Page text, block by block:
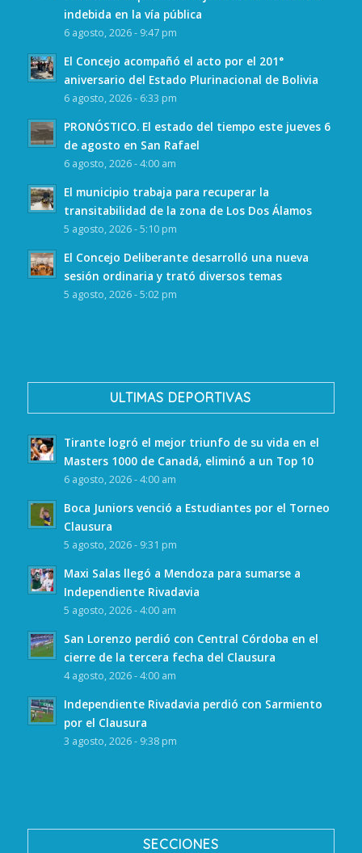
indebida en la vía pública
6 agosto, 2026 - 9:47 pm
El Concejo acompañó el acto por el 201°
aniversario del Estado Plurinacional de Bolivia
6 agosto, 2026 - 6:33 pm
PRONÓSTICO. El estado del tiempo este jueves 6
de agosto en San Rafael
6 agosto, 2026 - 4:00 am
El municipio trabaja para recuperar la
transitabilidad de la zona de Los Dos Álamos
5 agosto, 2026 - 5:10 pm
El Concejo Deliberante desarrolló una nueva
sesión ordinaria y trató diversos temas
5 agosto, 2026 - 5:02 pm
ULTIMAS DEPORTIVAS
Tirante logró el mejor triunfo de su vida en el
Masters 1000 de Canadá, eliminó a un Top 10
6 agosto, 2026 - 4:00 am
Boca Juniors venció a Estudiantes por el Torneo
Clausura
5 agosto, 2026 - 9:31 pm
Maxi Salas llegó a Mendoza para sumarse a
Independiente Rivadavia
5 agosto, 2026 - 4:00 am
San Lorenzo perdió con Central Córdoba en el
cierre de la tercera fecha del Clausura
4 agosto, 2026 - 4:00 am
Independiente Rivadavia perdió con Sarmiento
por el Clausura
3 agosto, 2026 - 9:38 pm
SECCIONES